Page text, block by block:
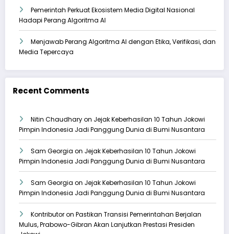
Pemerintah Perkuat Ekosistem Media Digital Nasional
Hadapi Perang Algoritma AI
Menjawab Perang Algoritma AI dengan Etika, Verifikasi, dan
Media Tepercaya
Recent Comments
Nitin Chaudharyon Jejak Keberhasilan 10 Tahun Jokowi
Pimpin Indonesia Jadi Panggung Dunia di Bumi Nusantara
Sam Georgia on Jejak Keberhasilan 10 Tahun Jokowi
Pimpin Indonesia Jadi Panggung Dunia di Bumi Nusantara
Sam Georgia on Jejak Keberhasilan 10 Tahun Jokowi
Pimpin Indonesia Jadi Panggung Dunia di Bumi Nusantara
Kontributoron Pastikan Transisi Pemerintahan Berjalan
Mulus, Prabowo-Gibran Akan Lanjutkan Prestasi Presiden